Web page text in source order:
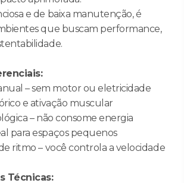
e de baixa manutenção, é
que buscam performance,
– sem motor ou eletricidade
e ativação muscular
– não consome energia
para espaços pequenos
ritmo – você controla a velocidade
Técnicas: